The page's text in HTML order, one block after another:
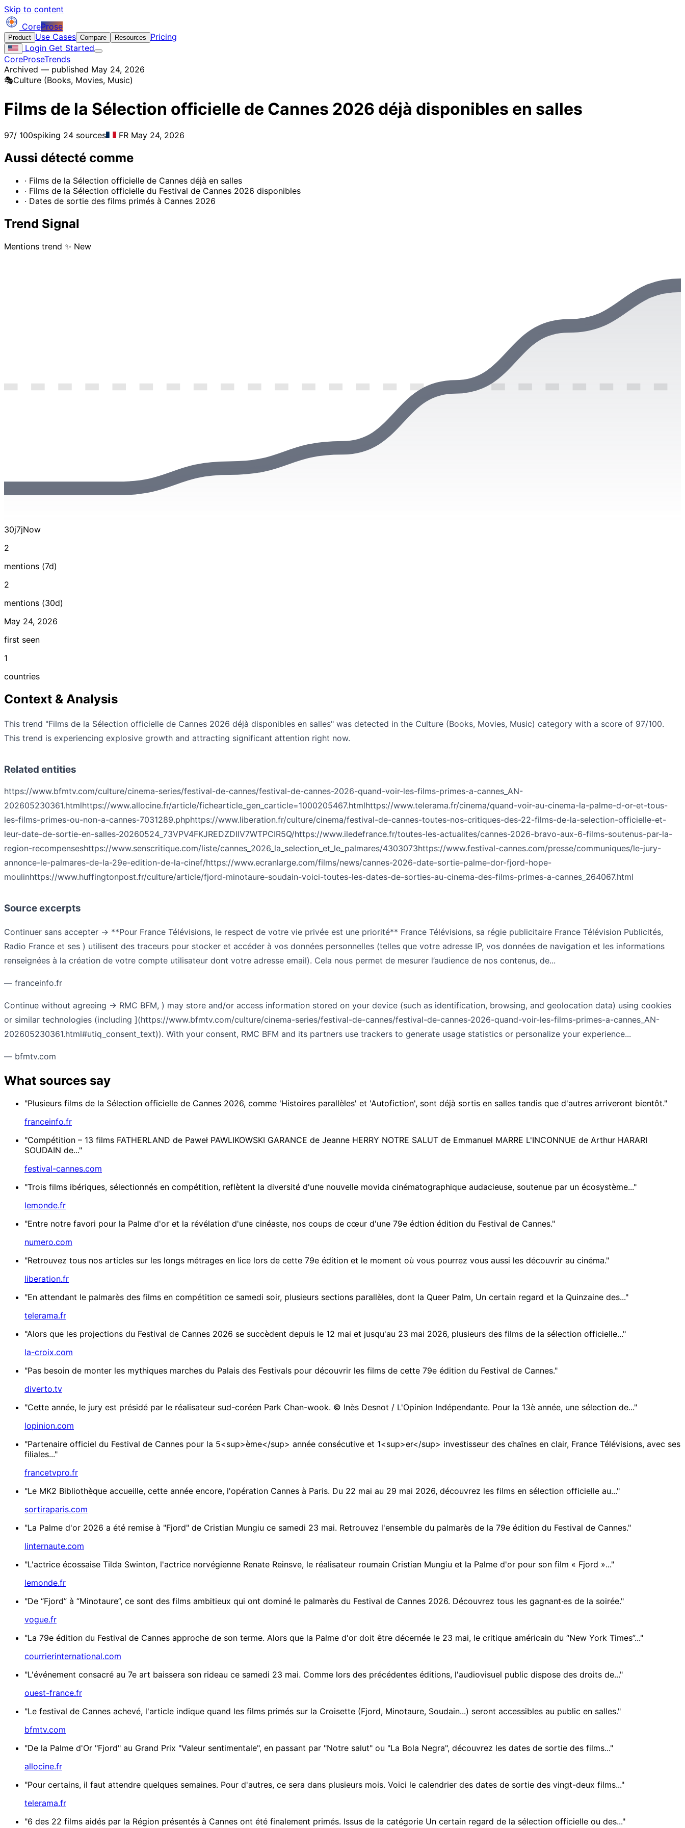
Skip to content
CoreProse
Product Use Cases Compare Resources
Pricing
Login Get Started
CoreProseTrends
Archived — published May 24, 2026
🎭Culture (Books, Movies, Music)
Films de la Sélection officielle de Cannes 2026 déjà disponibles en salles
97/ 100spiking 24 sources FR May 24, 2026
Aussi détecté comme
· Films de la Sélection officielle de Cannes déjà en salles
· Films de la Sélection officielle du Festival de Cannes 2026 disponibles
· Dates de sortie des films primés à Cannes 2026
Trend Signal
Mentions trend ✨ New
30j7jNow
2
mentions (7d)
2
mentions (30d)
May 24, 2026
first seen
1
countries
Context & Analysis
This trend "Films de la Sélection officielle de Cannes 2026 déjà disponibles en salles" was detected in the Culture (Books, Movies, Music) category with a score of 97/100.
This trend is experiencing explosive growth and attracting significant attention right now.
Related entities
https://www.bfmtv.com/culture/cinema-series/festival-de-cannes/festival-de-cannes-2026-quand-voir-les-films-primes-a-cannes_AN-
202605230361.htmlhttps://www.allocine.fr/article/fichearticle_gen_carticle=1000205467.htmlhttps://www.telerama.fr/cinema/quand-voir-au-cinema-la-palme-d-or-et-tous-
les-films-primes-ou-non-a-cannes-7031289.phphttps://www.liberation.fr/culture/cinema/festival-de-cannes-toutes-nos-critiques-des-22-films-de-la-selection-officielle-et-
leur-date-de-sortie-en-salles-20260524_73VPV4FKJREDZDIIV7WTPCIR5Q/https://www.iledefrance.fr/toutes-les-actualites/cannes-2026-bravo-aux-6-films-soutenus-par-la-
region-recompenseshttps://www.senscritique.com/liste/cannes_2026_la_selection_et_le_palmares/4303073https://www.festival-cannes.com/presse/communiques/le-jury-
annonce-le-palmares-de-la-29e-edition-de-la-cinef/https://www.ecranlarge.com/films/news/cannes-2026-date-sortie-palme-dor-fjord-hope-
moulinhttps://www.huffingtonpost.fr/culture/article/fjord-minotaure-soudain-voici-toutes-les-dates-de-sorties-au-cinema-des-films-primes-a-cannes_264067.html
Source excerpts
Continuer sans accepter → **Pour France Télévisions, le respect de votre vie privée est une priorité** France Télévisions, sa régie publicitaire France Télévision Publicités,
Radio France et ses ) utilisent des traceurs pour stocker et accéder à vos données personnelles (telles que votre adresse IP, vos données de navigation et les informations
renseignées à la création de votre compte utilisateur dont votre adresse email). Cela nous permet de mesurer l’audience de nos contenus, de...
— franceinfo.fr
Continue without agreeing → RMC BFM, ) may store and/or access information stored on your device (such as identification, browsing, and geolocation data) using cookies
or similar technologies (including ](https://www.bfmtv.com/culture/cinema-series/festival-de-cannes/festival-de-cannes-2026-quand-voir-les-films-primes-a-cannes_AN-
202605230361.html#utiq_consent_text)). With your consent, RMC BFM and its partners use trackers to generate usage statistics or personalize your experience...
— bfmtv.com
What sources say
"Plusieurs films de la Sélection officielle de Cannes 2026, comme 'Histoires parallèles' et 'Autofiction', sont déjà sortis en salles tandis que d'autres arriveront bientôt."
franceinfo.fr
"Compétition – 13 films FATHERLAND de Paweł PAWLIKOWSKI GARANCE de Jeanne HERRY NOTRE SALUT de Emmanuel MARRE L'INCONNUE de Arthur HARARI
SOUDAIN de..."
festival-cannes.com
"Trois films ibériques, sélectionnés en compétition, reflètent la diversité d'une nouvelle movida cinématographique audacieuse, soutenue par un écosystème..."
lemonde.fr
"Entre notre favori pour la Palme d'or et la révélation d'une cinéaste, nos coups de cœur d'une 79e édtion édition du Festival de Cannes."
numero.com
"Retrouvez tous nos articles sur les longs métrages en lice lors de cette 79e édition et le moment où vous pourrez vous aussi les découvrir au cinéma."
liberation.fr
"En attendant le palmarès des films en compétition ce samedi soir, plusieurs sections parallèles, dont la Queer Palm, Un certain regard et la Quinzaine des..."
telerama.fr
"Alors que les projections du Festival de Cannes 2026 se succèdent depuis le 12 mai et jusqu'au 23 mai 2026, plusieurs des films de la sélection officielle..."
la-croix.com
"Pas besoin de monter les mythiques marches du Palais des Festivals pour découvrir les films de cette 79e édition du Festival de Cannes."
diverto.tv
"Cette année, le jury est présidé par le réalisateur sud-coréen Park Chan-wook. © Inès Desnot / L'Opinion Indépendante. Pour la 13è année, une sélection de..."
lopinion.com
"Partenaire officiel du Festival de Cannes pour la 5<sup>ème</sup> année consécutive et 1<sup>er</sup> investisseur des chaînes en clair, France Télévisions, avec ses
filiales..."
francetvpro.fr
"Le MK2 Bibliothèque accueille, cette année encore, l'opération Cannes à Paris. Du 22 mai au 29 mai 2026, découvrez les films en sélection officielle au..."
sortiraparis.com
"La Palme d'or 2026 a été remise à "Fjord" de Cristian Mungiu ce samedi 23 mai. Retrouvez l'ensemble du palmarès de la 79e édition du Festival de Cannes."
linternaute.com
"L'actrice écossaise Tilda Swinton, l'actrice norvégienne Renate Reinsve, le réalisateur roumain Cristian Mungiu et la Palme d'or pour son film « Fjord »..."
lemonde.fr
"De “Fjord” à “Minotaure”, ce sont des films ambitieux qui ont dominé le palmarès du Festival de Cannes 2026. Découvrez tous les gagnant·es de la soirée."
vogue.fr
"La 79e édition du Festival de Cannes approche de son terme. Alors que la Palme d'or doit être décernée le 23 mai, le critique américain du “New York Times”..."
courrierinternational.com
"L'événement consacré au 7e art baissera son rideau ce samedi 23 mai. Comme lors des précédentes éditions, l'audiovisuel public dispose des droits de..."
ouest-france.fr
"Le festival de Cannes achevé, l'article indique quand les films primés sur la Croisette (Fjord, Minotaure, Soudain...) seront accessibles au public en salles."
bfmtv.com
"De la Palme d'Or "Fjord" au Grand Prix "Valeur sentimentale", en passant par "Notre salut" ou "La Bola Negra", découvrez les dates de sortie des films..."
allocine.fr
"Pour certains, il faut attendre quelques semaines. Pour d'autres, ce sera dans plusieurs mois. Voici le calendrier des dates de sortie des vingt-deux films..."
telerama.fr
"6 des 22 films aidés par la Région présentés à Cannes ont été finalement primés. Issus de la catégorie Un certain regard de la sélection officielle ou des..."